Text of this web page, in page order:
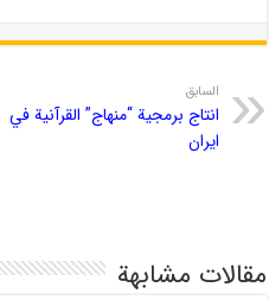
السابق
انتاج برمجية “منهاج” القرآنية في
ايران
مقالات مشابهة